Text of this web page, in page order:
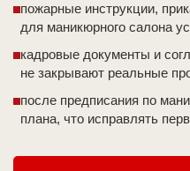
пожарные инструкции,
для маникюрного салона
кадровые документы и
не закрывают реальные
после предписания по
плана, что исправлять